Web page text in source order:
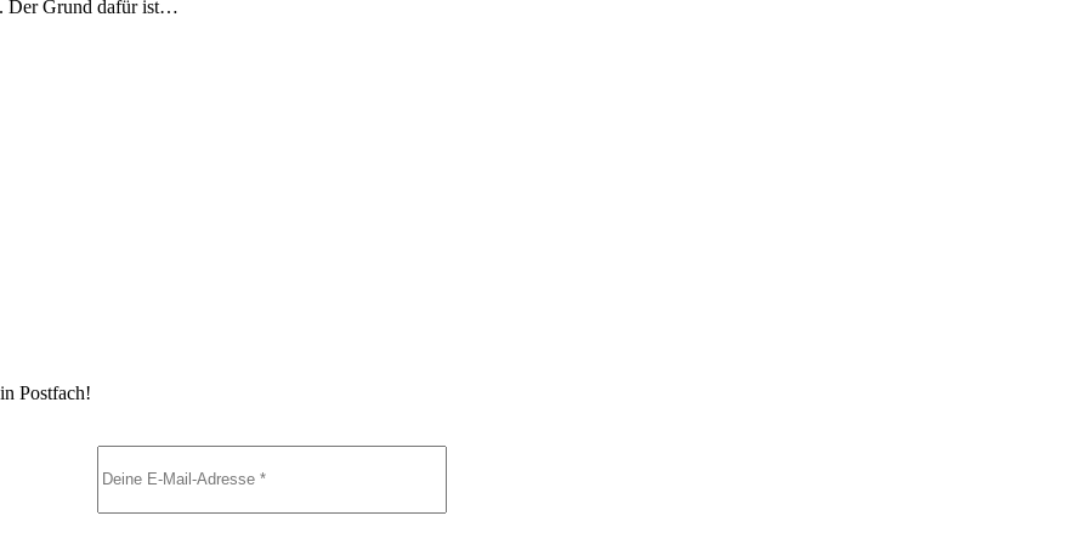
Der Grund dafür ist…
Postfach!